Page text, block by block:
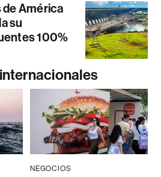
de América
su
100%
NEGOCIOS